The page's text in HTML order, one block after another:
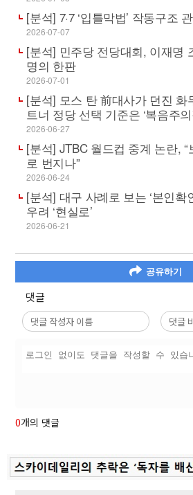
[분석] 7·7 ‘입틀막법’ 작동구조
2026-07-07
[분석] 민주당 전당대회, 이재명
명의 한판
2026-07-01
[분석] 모스 탄 前대사가 던진
트너 정당 선택 기준은 ‘복음주의
2026-06-27
[분석] JTBC 월드컵 중계 논란,
로 번지나”
2026-06-24
[분석] 대구 사례로 보는 ‘본인
우려 ‘현실로’
2026-06-21
공유하기
댓글
0개의 댓글